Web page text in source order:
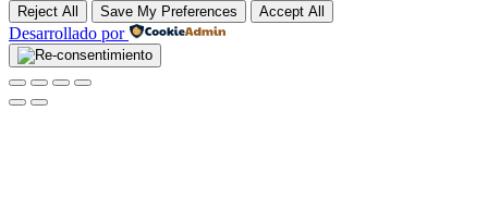
Reject All Save My Preferences Accept All
Desarrollado por